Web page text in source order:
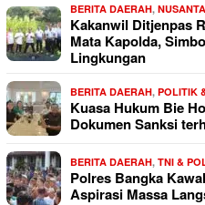
BERITA DAERAH,
Kakanwil Ditjenpas
Mata Kapolda,
Lingkungan
BERITA DAERAH, POLITIK
Kuasa Hukum Bie
Dokumen Sanksi
BERITA DAERAH, TNI &
Polres Bangka
Aspirasi Massa